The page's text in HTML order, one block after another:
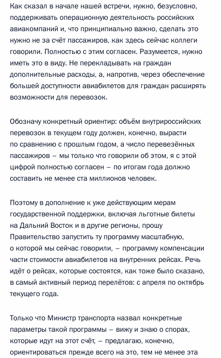
Как сказал в начале нашей встречи, нужно, безусловно,
поддерживать операционную деятельность российских
авиакомпаний и, что принципиально важно, сделать это
нужно не за счёт пассажиров, как здесь сейчас коллеги
говорили. Полностью с этим согласен. Разумеется, нужно
иметь это в виду. Не перекладывать на граждан
дополнительные расходы, а, напротив, через обеспечение
большей доступности авиабилетов для граждан расширять
возможности для перевозок.
Обозначу конкретный ориентир: объём внутрироссийских
перевозок в текущем году должен, конечно, вырасти
по сравнению с прошлым годом, а число перевезённых
пассажиров – мы только что говорили об этом, я с этой
цифрой полностью согласен – по итогам года должно
составить не менее ста миллионов человек.
Поэтому в дополнение к уже действующим мерам
государственной поддержки, включая льготные билеты
на Дальний Восток и в другие регионы, прошу
Правительство запустить ту программу масштабную,
о которой мы сейчас говорили, – программу компенсации
части стоимости авиабилетов на внутренних рейсах. Речь
идёт о рейсах, которые состоятся, как тоже было сказано,
в самый активный период перелётов: с апреля по октябрь
текущего года.
Только что Министр транспорта назвал конкретные
параметры такой программы – вижу и знаю о спорах,
которые идут на этот счёт, – предлагаю, конечно,
ориентироваться прежде всего на это, тем не менее эта